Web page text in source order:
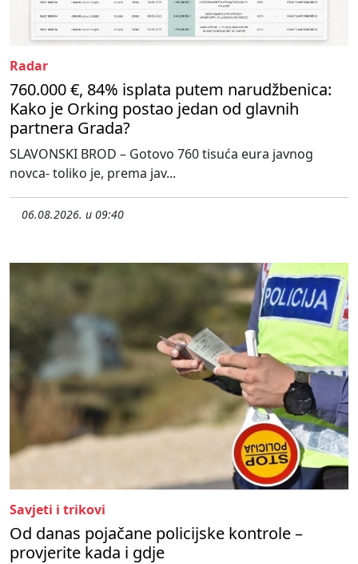
Radar
760.000 €, 84% isplata putem narudžbenica:
Kako je Orking postao jedan od glavnih
partnera Grada?
SLAVONSKI BROD – Gotovo 760 tisuća eura javnog
novca- toliko je, prema jav...
06.08.2026. u 09:40
Savjeti i trikovi
Od danas pojačane policijske kontrole –
provjerite kada i gdje